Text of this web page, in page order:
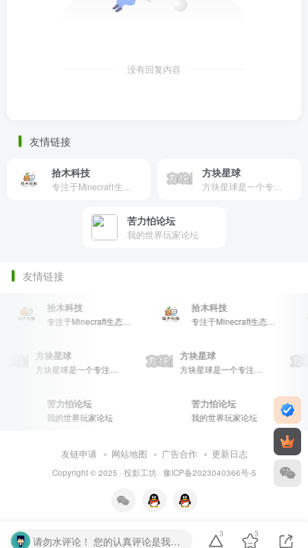
没有回复内容
友情链接
拾木科技
专注于Minecraft生态建设
方块星球
方块星球是一个专注于我的世界的中文论坛，提供丰富的资源分享、玩家交流和创意展示，包括地图、皮肤、数据包等内容，打造Minecraft玩家的专属社区乐园！
苦力怕论坛
我的世界玩家论坛
友情链接
拾木科技
专注于Minecraft生态建设
拾木科技
专注于Minecraft生态建设
方块星球 方块星球
苦力怕论坛
我的世界玩家论坛
苦力怕论坛
我的世界玩家论坛
友链申请 网站地图 广告合作 更新日志
Copyright © 2025 · 投影工坊· 豫ICP备2023040366号-5
请勿水评论！ 您的认真评论是我们的动力。请勿随意输入无意义字符或符号。温馨提示： 对于恶意灌水行为，我们将保留封禁处理的权利。
3 3